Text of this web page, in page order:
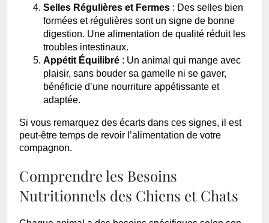
Selles Régulières et Fermes : Des selles bien
formées et régulières sont un signe de bonne
digestion. Une alimentation de qualité réduit les
troubles intestinaux.
Appétit Équilibré : Un animal qui mange avec
plaisir, sans bouder sa gamelle ni se gaver,
bénéficie d’une nourriture appétissante et
adaptée.
Si vous remarquez des écarts dans ces signes, il est
peut-être temps de revoir l’alimentation de votre
compagnon.
Comprendre les Besoins
Nutritionnels des Chiens et Chats